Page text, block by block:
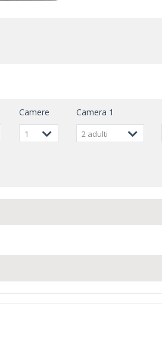
Camere
1
Camera 1
2 adulti